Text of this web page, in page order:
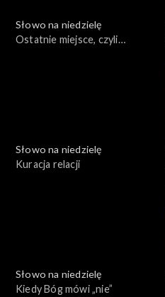
Słowo na niedzielę
Ostatnie miejsce, czyli
Słowo na niedzielę
Kuracja relacji
Słowo na niedzielę
Kiedy Bóg mówi „nie”